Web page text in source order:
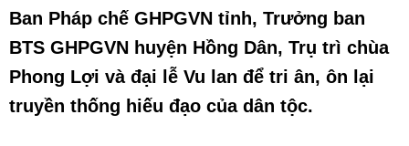
Ban Pháp chế GHPGVN tỉnh, Trưởng ban
BTS GHPGVN huyện Hồng Dân, Trụ trì chùa
Phong Lợi và đại lễ Vu lan để tri ân, ôn lại
truyền thống hiếu đạo của dân tộc.